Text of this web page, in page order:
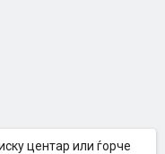
центар или ѓорче